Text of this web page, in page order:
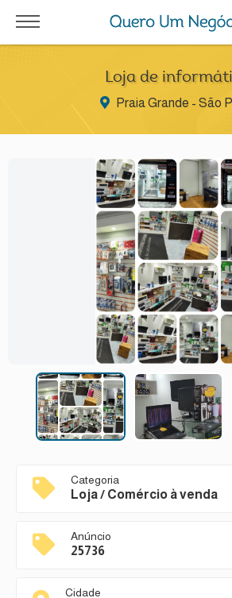
Loja de
Praia Grande - São
Categoria
Loja / Comércio à venda
Anúncio
25736
Cidade